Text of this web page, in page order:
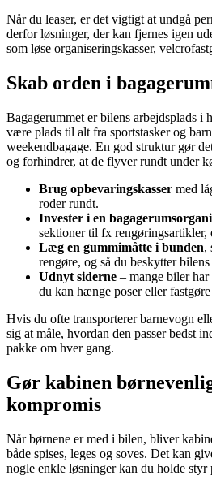
Når du leaser, er det vigtigt at undgå
derfor løsninger, der kan fjernes igen
som løse organiseringskasser,
Skab orden i
Bagagerummet er bilens arbejdsplads i
være plads til alt fra sportstasker og
weekendbagage. En god struktur gør
og forhindrer, at de flyver rundt under
Brug opbevaringskasser med
roder rundt.
Invester i en
sektioner til fx rengøringsartikler,
Læg en gummimåtte i bunden,
rengøre, og så du beskytter
Udnyt siderne – mange biler
du kan hænge poser eller
Hvis du ofte transporterer barnevogn
sig at måle, hvordan den passer bedst
pakke om hver gang.
Gør kabinen
kompromis
Når børnene er med i bilen, bliver
både spises, leges og soves. Det kan
nogle enkle løsninger kan du holde styr